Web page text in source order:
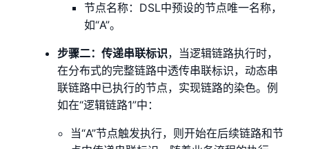
节点名称：DSL中预设的节点唯一名称，
如“A”。
步骤二：传递串联标识，当逻辑链路执行时，
在分布式的完整链路中透传串联标识，动态串
联链路中已执行的节点，实现链路的染色。例
如在“逻辑链路1”中：
当“A”节点触发执行，则开始在后续链路和节